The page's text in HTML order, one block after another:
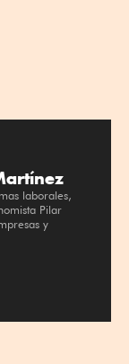
laborales,
Pilar
y